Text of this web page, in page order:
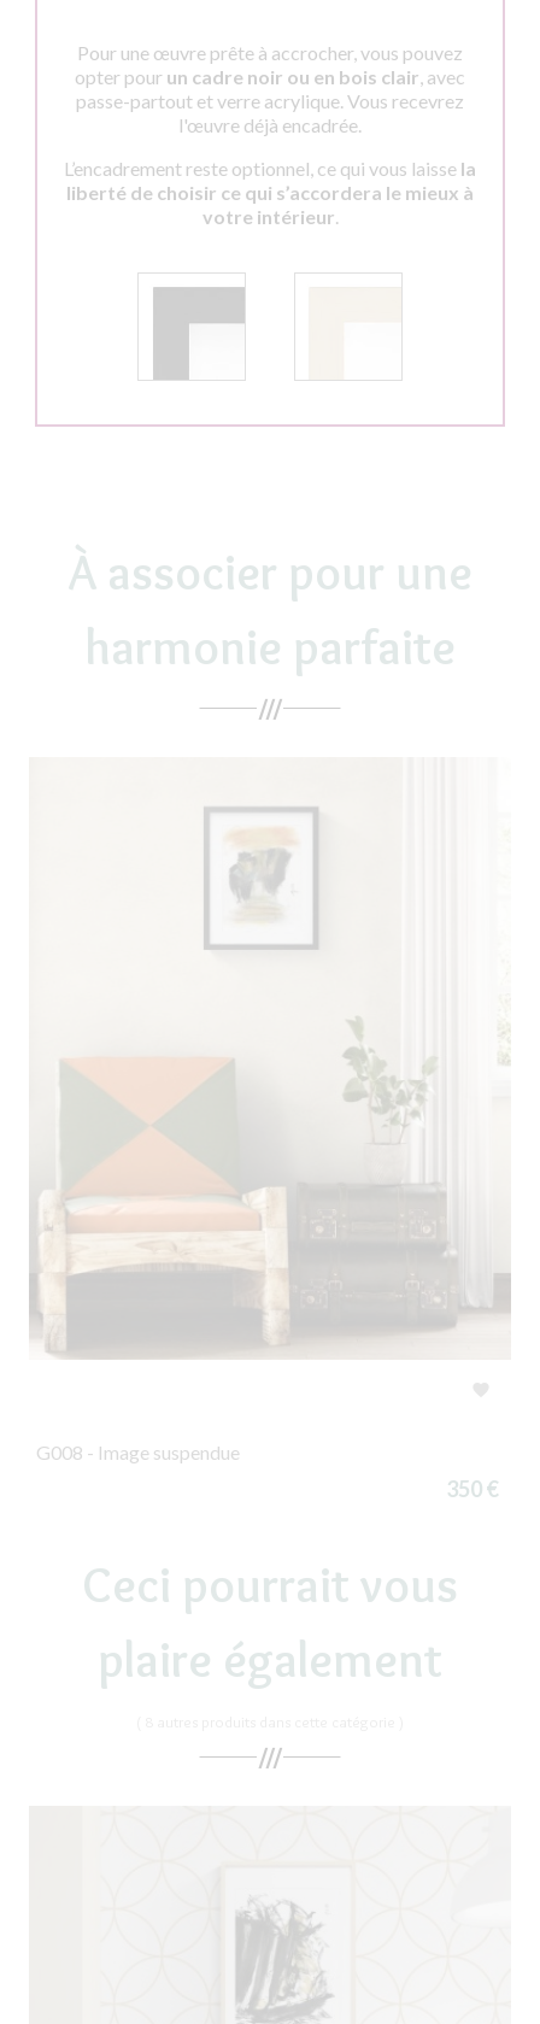
Pour une œuvre prête à accrocher, vous pouvez
opter pour un cadre noir ou en bois clair, avec
passe-partout et verre acrylique. Vous recevrez
l'œuvre déjà encadrée.
L’encadrement reste optionnel, ce qui vous laisse la
liberté de choisir ce qui s’accordera le mieux à
votre intérieur.
À associer pour une
harmonie parfaite

G008 - Image suspendue
350 €
Ceci pourrait vous
plaire également